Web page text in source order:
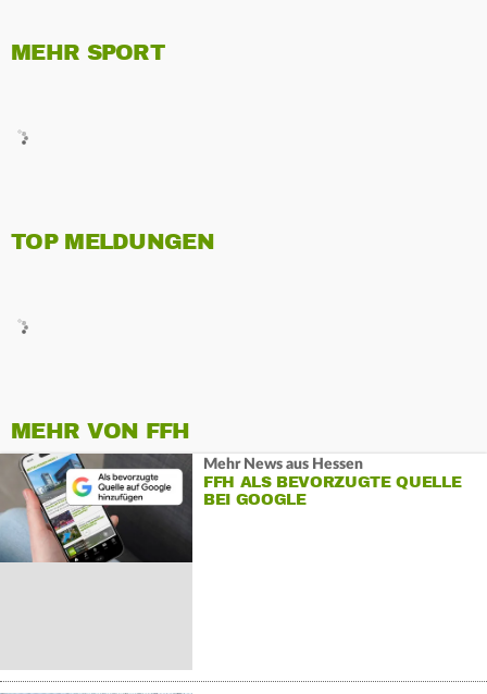
MEHR SPORT
TOP MELDUNGEN
MEHR VON FFH
Mehr News aus Hessen
FFH ALS BEVORZUGTE QUELLE
BEI GOOGLE